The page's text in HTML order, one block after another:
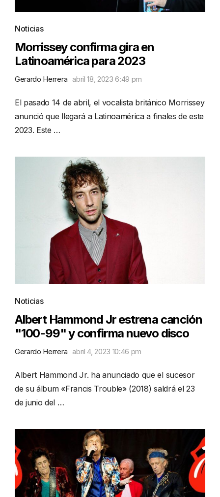
Noticias
Morrissey confirma gira en
Latinoamérica para 2023
Gerardo Herrera abril 18, 2023 6:49 pm
El pasado 14 de abril, el vocalista británico Morrissey
anunció que llegará a Latinoamérica a finales de este
2023. Este …
Noticias
Albert Hammond Jr estrena canción
"100-99" y confirma nuevo disco
Gerardo Herrera abril 4, 2023 10:46 pm
Albert Hammond Jr. ha anunciado que el sucesor
de su álbum «Francis Trouble» (2018) saldrá el 23
de junio del …